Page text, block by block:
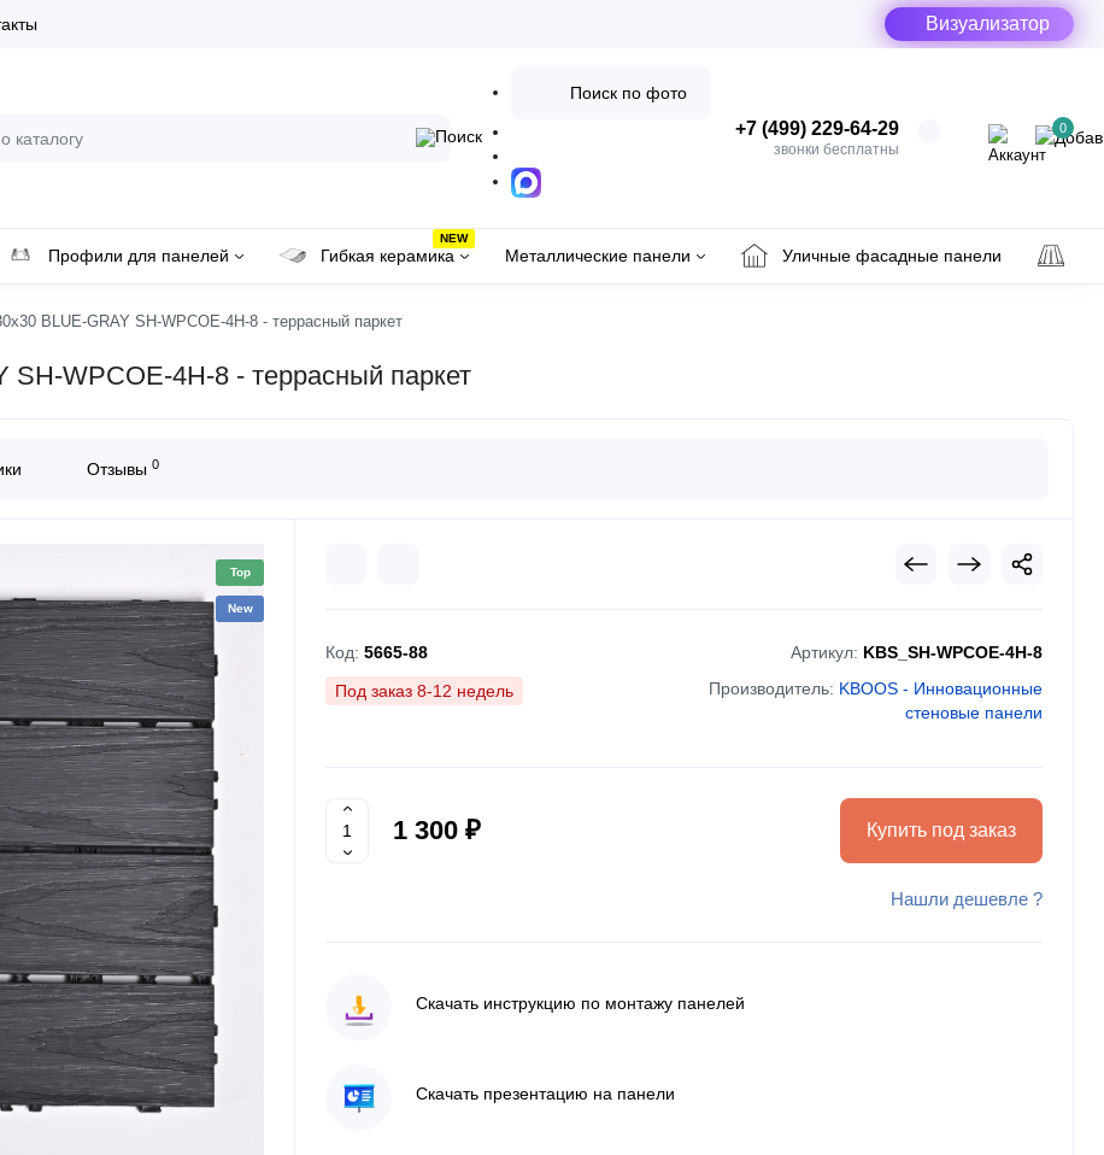
Визуализатор
+7 (499) 229-64-29
звонки бесплатны
0
Поиск по фото
Профили для панелей
NEW
Гибкая керамика Металлические панели Уличные фасадные панели
BLUE-GRAY SH-WPCOE-4H-8 - террасный паркет
WPCOE-4H-8 - террасный паркет
Отзывы 0
Top
New
Код: 5665-88 Артикул: KBS_SH-WPCOE-4H-8
Производитель: KBOOS - Инновационные
стеновые панели
Под заказ 8-12 недель
1 300 ₽ Купить под заказ
Нашли дешевле ?
Скачать инструкцию по монтажу панелей
Скачать презентацию на панели